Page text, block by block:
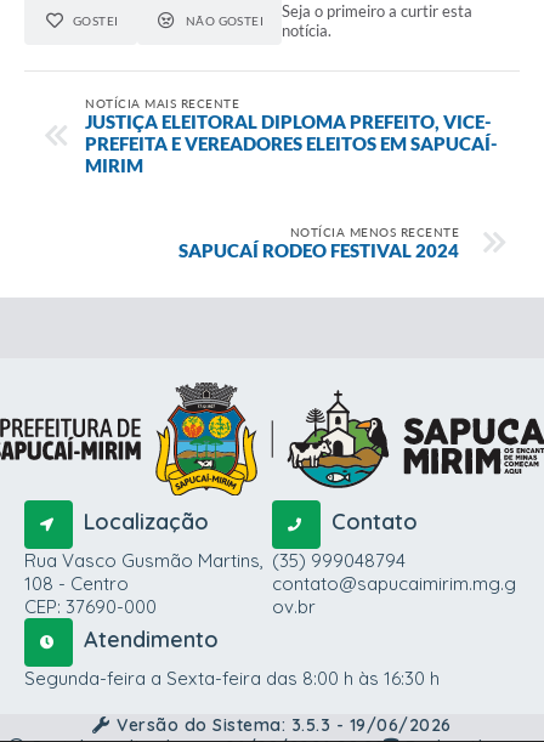
GOSTEI NÃO GOSTEI
Seja o primeiro a curtir esta
notícia.
NOTÍCIA MAIS RECENTE
JUSTIÇA ELEITORAL DIPLOMA PREFEITO, VICE-
PREFEITA E VEREADORES ELEITOS EM SAPUCAÍ-
MIRIM
NOTÍCIA MENOS RECENTE
SAPUCAÍ RODEO FESTIVAL 2024
Localização
Rua Vasco Gusmão Martins,
108 - Centro
CEP: 37690-000
Contato
(35) 999048794
contato@sapucaimirim.mg.g
ov.br
Atendimento
Segunda-feira a Sexta-feira das 8:00 h às 16:30 h
Versão do Sistema: 3.5.3 - 19/06/2026